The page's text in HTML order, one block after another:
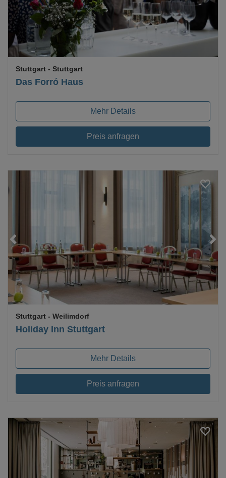
Das Forró Haus
Stuttgart - Stuttgart
Mehr Details
Preis anfragen
Holiday Inn Stuttgart
Stuttgart - Weilimdorf
Mehr Details
Preis anfragen